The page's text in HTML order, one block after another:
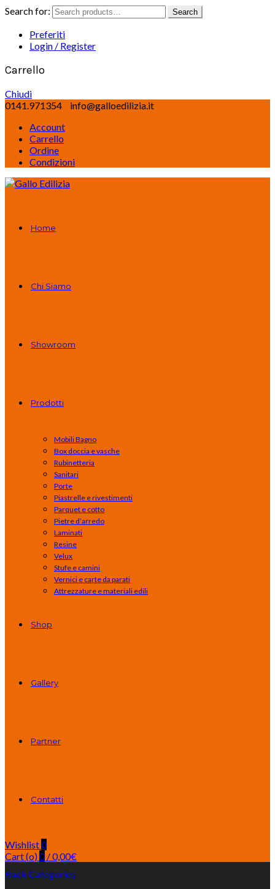
Search for: Search
Preferiti
Login / Register
Carrello
Chiudi
0141.971354
info@galloedilizia.it
Account
Carrello
Ordine
Condizioni
Home
Chi Siamo
Showroom
Prodotti
Mobili Bagno
Box doccia e vasche
Rubinetteria
Sanitari
Porte
Piastrelle e rivestimenti
Parquet e cotto
Pietre d’arredo
Laminati
Resine
Velux
Stufe e camini
Vernici e carte da parati
Attrezzature e materiali edili
Shop
Gallery
Partner
Contatti
Wishlist0
Cart (o)0 /0,00€
Back Categories